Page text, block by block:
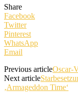
Share
Facebook
Twitter
Pinterest
WhatsApp
Email
Previous articleOscar-
Next article
‚Armageddon Time‘